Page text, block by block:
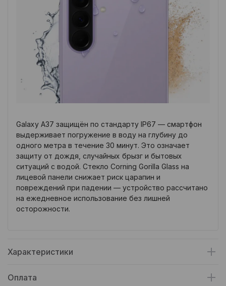
Galaxy A37 защищён по стандарту IP67 — смартфон
выдерживает погружение в воду на глубину до
одного метра в течение 30 минут. Это означает
защиту от дождя, случайных брызг и бытовых
ситуаций с водой. Стекло Corning Gorilla Glass на
лицевой панели снижает риск царапин и
повреждений при падении — устройство рассчитано
на ежедневное использование без лишней
осторожности.
Характеристики
Оплата